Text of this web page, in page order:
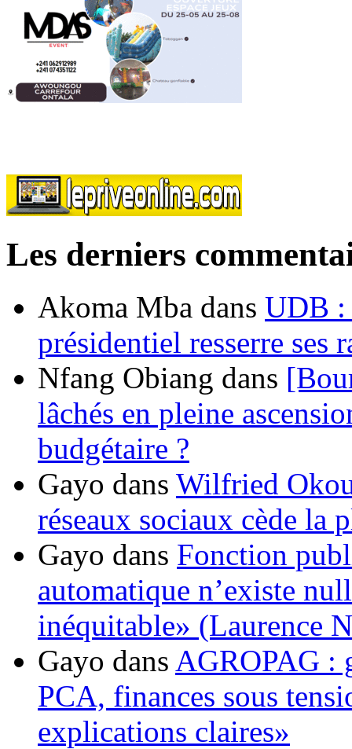
Les derniers
Akoma Mba dans UDB :
présidentiel resserre ses
Nfang Obiang dans
lâchés en pleine
budgétaire ?
Gayo dans Wilfried
réseaux sociaux cède la
Gayo dans Fonction
automatique n’existe
inéquitable» (Laurence
Gayo dans AGROPAG :
PCA, finances sous
explications claires»